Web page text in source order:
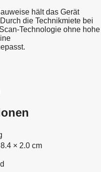
hält das Gerät
die Technikmiete bei
Technologie ohne hohe
× 2.0 cm